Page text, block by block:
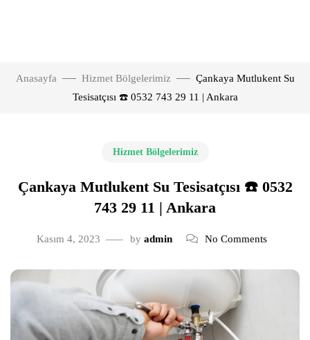
Anasayfa Hizmet Bölgelerimiz
Çankaya Mutlukent Su
Tesisatçısı ☎️ 0532 743 29 11 | Ankara
Hizmet Bölgelerimiz
Çankaya Mutlukent Su Tesisatçısı ☎️ 0532
743 29 11 | Ankara
Kasım 4, 2023 by admin No Comments